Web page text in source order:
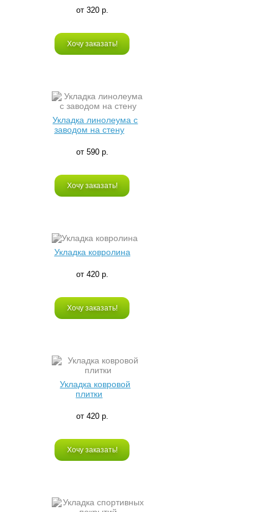
от 320 р.
Хочу заказать!
Укладка линолеума с
заводом на стену
от 590 р.
Хочу заказать!
Укладка ковролина
от 420 р.
Хочу заказать!
Укладка ковровой
плитки
от 420 р.
Хочу заказать!